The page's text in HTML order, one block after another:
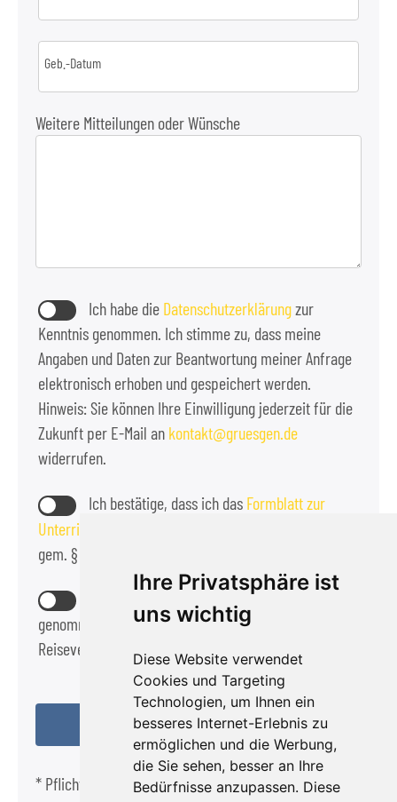
Ihre Privatsphäre ist
uns wichtig
Diese Website verwendet
Cookies und Targeting
Technologien, um Ihnen ein
besseres Internet-Erlebnis zu
ermöglichen und die Werbung,
die Sie sehen, besser an Ihre
Bedürfnisse anzupassen. Diese
Geb.-Datum
Weitere Mitteilungen oder Wünsche
Ich habe die Datenschutzerklärungzur
Kenntnis genommen. Ich stimme zu, dass meine
Angaben und Daten zur Beantwortung meiner Anfrage
elektronisch erhoben und gespeichert werden.
Hinweis: Sie können Ihre Einwilligung jederzeit für die
Zukunft per E-Mail an kontakt
gruesgen.de
widerrufen.
Ich bestätige, dass ich das Formblatt zur
Unterrichtung des Reisenden bei einer Pauschalreise
gem. § 651a BGB zur Kennnis genommen habe.
habe ich zur Kennntnis
genommen und akzeptiere diese als Bestandteil des
Reisevertrags.
* Pflichtfeld